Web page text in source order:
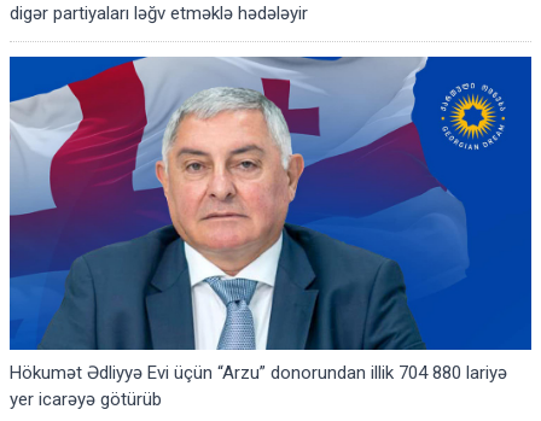
digər partiyaları ləğv etməklə hədələyir
Hökumət Ədliyyə Evi üçün “Arzu” donorundan illik 704 880 lariyə
yer icarəyə götürüb